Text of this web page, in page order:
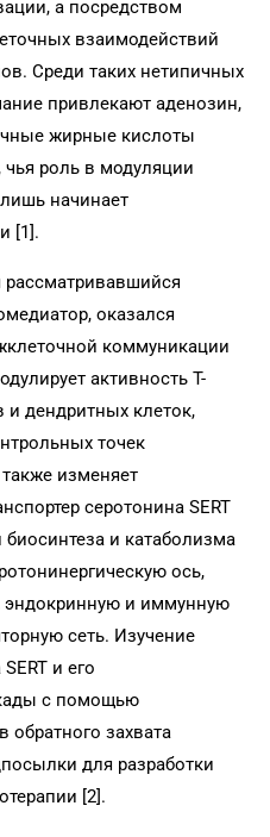
а посредством
взаимодействий
Среди таких нетипичных
привлекают аденозин,
жирные кислоты
роль в модуляции
начинает
[1].
оказался
коммуникации
активность Т-
дендритных клеток,
точек
изменяет
серотонина SERT
и катаболизма
ось,
эндокринную и иммунную
сеть. Изучение
и его
с помощью
обратного захвата
для разработки
[2].